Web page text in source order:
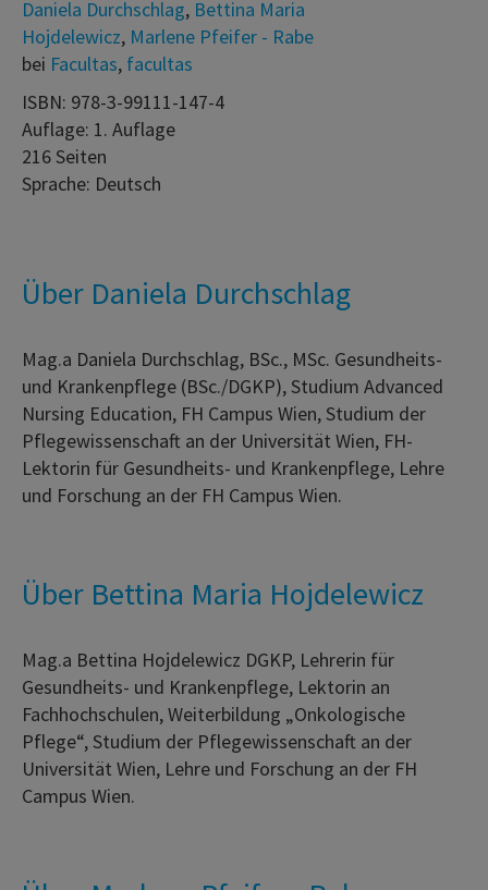
Daniela Durchschlag, Bettina Maria
Hojdelewicz, Marlene Pfeifer - Rabe
bei Facultas, facultas
ISBN: 978-3-99111-147-4
Auflage: 1. Auflage
216 Seiten
Sprache: Deutsch
Über Daniela Durchschlag
Mag.a Daniela Durchschlag, BSc., MSc. Gesundheits-
und Krankenpflege (BSc./DGKP), Studium Advanced
Nursing Education, FH Campus Wien, Studium der
Pflegewissenschaft an der Universität Wien, FH-
Lektorin für Gesundheits- und Krankenpflege, Lehre
und Forschung an der FH Campus Wien.
Über Bettina Maria Hojdelewicz
Mag.a Bettina Hojdelewicz DGKP, Lehrerin für
Gesundheits- und Krankenpflege, Lektorin an
Fachhochschulen, Weiterbildung „Onkologische
Pflege“, Studium der Pflegewissenschaft an der
Universität Wien, Lehre und Forschung an der FH
Campus Wien.